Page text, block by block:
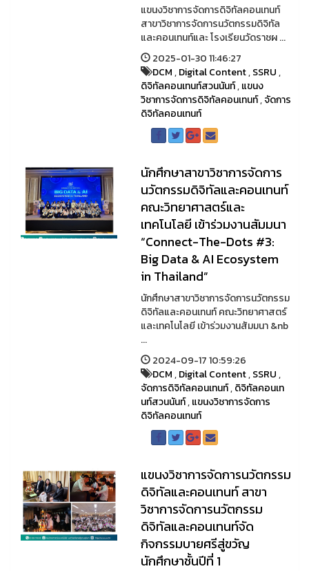
แขนงวิชาการจัดการดิจิทัลคอนเทนท์
สาขาวิชาการจัดการนวัตกรรมดิจิทัล
และคอนเทนท์และ โรงเรียนวัดราชผ ...
2025-01-30 11:46:27
DCM,Digital Content,SSRU,
ดิจิทัลคอนเทนท์สวนนันท์,แขนง
วิชาการจัดการดิจิทัลคอนเทนท์,จัดการ
ดิจิทัลคอนเทนท์
นักศึกษาสาขาวิชาการจัดการ
นวัตกรรมดิจิทัลและคอนเทนท์
คณะวิทยาศาสตร์และ
เทคโนโลยี เข้าร่วมงานสัมมนา
“Connect-The-Dots #3:
Big Data & AI Ecosystem
in Thailand”
นักศึกษาสาขาวิชาการจัดการนวัตกรรม
ดิจิทัลและคอนเทนท์ คณะวิทยาศาสตร์
และเทคโนโลยี เข้าร่วมงานสัมมนา &nb
...
2024-09-17 10:59:26
DCM,Digital Content,SSRU,
จัดการดิจิทัลคอนเทนท์,ดิจิทัลคอนเท
นท์สวนนันท์,แขนงวิชาการจัดการ
ดิจิทัลคอนเทนท์
แขนงวิชาการจัดการนวัตกรรม
ดิจิทัลและคอนเทนท์ สาขา
วิชาการจัดการนวัตกรรม
ดิจิทัลและคอนเทนท์จัด
กิจกรรมบายศรีสู่ขวัญ
นักศึกษาชั้นปีที่ 1